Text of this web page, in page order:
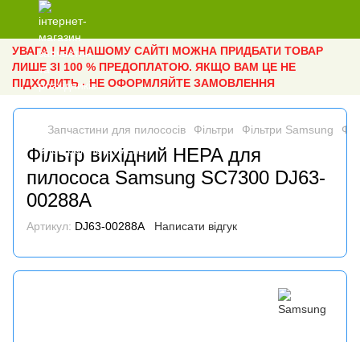
УВАГА ! НА НАШОМУ САЙТІ МОЖНА ПРИДБАТИ ТОВАР
ЛИШЕ ЗІ 100 % ПРЕДОПЛАТОЮ. ЯКЩО ВАМ ЦЕ НЕ
ПІДХОДИТЬ - НЕ ОФОРМЛЯЙТЕ ЗАМОВЛЕННЯ
Запчастини для пилососів Фільтри Фільтри Samsung
Фільтр вихідний HEPA для
пилососа Samsung SC7300 DJ63-
00288A
Артикул: DJ63-00288A Написати відгук